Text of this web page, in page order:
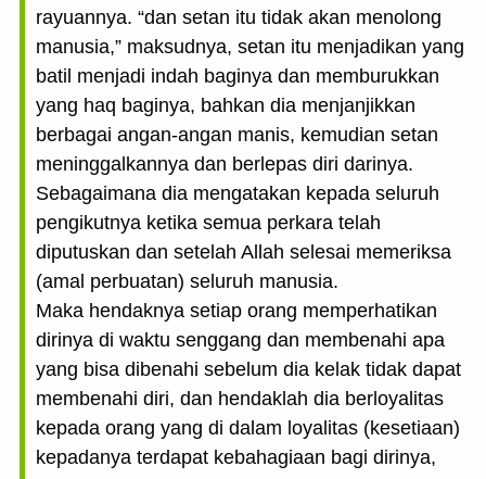
rayuannya. “dan setan itu tidak akan menolong
manusia,” maksudnya, setan itu menjadikan yang
batil menjadi indah baginya dan memburukkan
yang haq baginya, bahkan dia menjanjikkan
berbagai angan-angan manis, kemudian setan
meninggalkannya dan berlepas diri darinya.
Sebagaimana dia mengatakan kepada seluruh
pengikutnya ketika semua perkara telah
diputuskan dan setelah Allah selesai memeriksa
(amal perbuatan) seluruh manusia.
Maka hendaknya setiap orang memperhatikan
dirinya di waktu senggang dan membenahi apa
yang bisa dibenahi sebelum dia kelak tidak dapat
membenahi diri, dan hendaklah dia berloyalitas
kepada orang yang di dalam loyalitas (kesetiaan)
kepadanya terdapat kebahagiaan bagi dirinya,